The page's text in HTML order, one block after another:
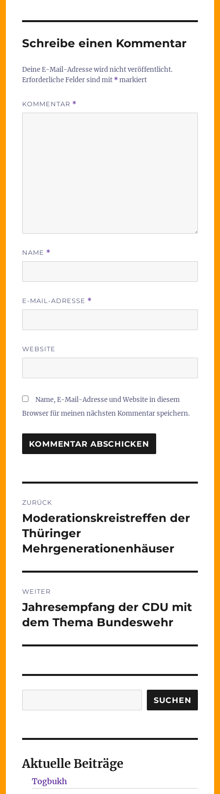
Schreibe einen Kommentar
Deine E-Mail-Adresse wird nicht veröffentlicht.
Erforderliche Felder sind mit *markiert
KOMMENTAR *
NAME *
E-MAIL-ADRESSE *
WEBSITE
Name, E-Mail-Adresse und Website in diesem
Browser für meinen nächsten Kommentar speichern.
ZURÜCK
Vorheriger
Beitrag:
Moderationskreistreffen der
Thüringer
Mehrgenerationenhäuser
WEITER
Nächster
Beitrag:
Jahresempfang der CDU mit
dem Thema Bundeswehr
SUCHEN
Aktuelle Beiträge
Togbukh